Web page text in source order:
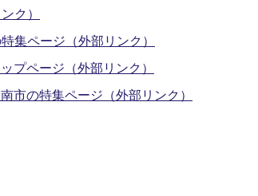
ク）
集ページ（外部リンク）
プページ（外部リンク）
市の特集ページ（外部リンク）